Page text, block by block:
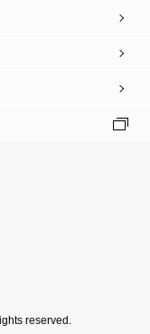
reserved.